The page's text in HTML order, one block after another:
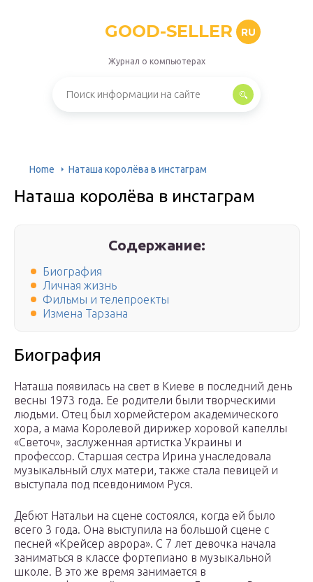
GOOD-SELLER RU
Журнал о компьютерах
Home Наташа королёва в инстаграм
Наташа королёва в инстаграм
Содержание:
Биография
Личная жизнь
Фильмы и телепроекты
Измена Тарзана
Биография
Наташа появилась на свет в Киеве в последний день
весны 1973 года. Ее родители были творческими
людьми. Отец был хормейстером академического
хора, а мама Королевой дирижер хоровой капеллы
«Светоч», заслуженная артистка Украины и
профессор. Старшая сестра Ирина унаследовала
музыкальный слух матери, также стала певицей и
выступала под псевдонимом Руся.
Дебют Натальи на сцене состоялся, когда ей было
всего 3 года. Она выступила на большой сцене с
песней «Крейсер аврора». С 7 лет девочка начала
заниматься в классе фортепиано в музыкальной
школе. В это же время занимается в